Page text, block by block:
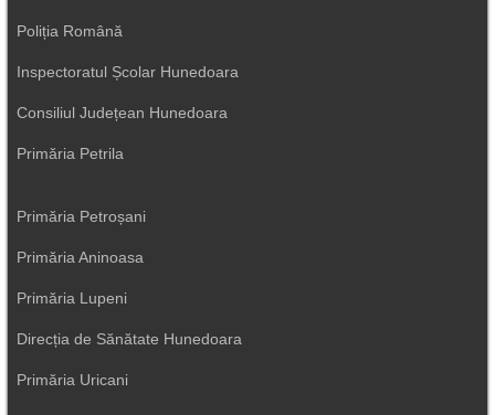
Poliția Română
Inspectoratul Școlar Hunedoara
Consiliul Județean Hunedoara
Primăria Petrila
Primăria Petroșani
Primăria Aninoasa
Primăria Lupeni
Direcția de Sănătate Hunedoara
Primăria Uricani